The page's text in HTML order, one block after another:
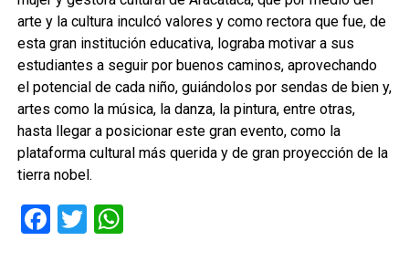
arte y la cultura inculcó valores y como rectora que fue, de
esta gran institución educativa, lograba motivar a sus
estudiantes a seguir por buenos caminos, aprovechando
el potencial de cada niño, guiándolos por sendas de bien y,
artes como la música, la danza, la pintura, entre otras,
hasta llegar a posicionar este gran evento, como la
plataforma cultural más querida y de gran proyección de la
tierra nobel.
Facebook
TwitterWhatsApp